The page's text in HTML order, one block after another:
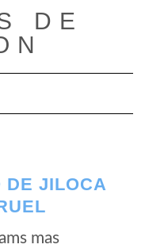
DE
modo de navegación
DE JILOCA
mas